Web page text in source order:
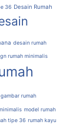
36 Desain Rumah
desain rumah
rumah minimalis
gambar rumah
model rumah
tipe 36 rumah kayu